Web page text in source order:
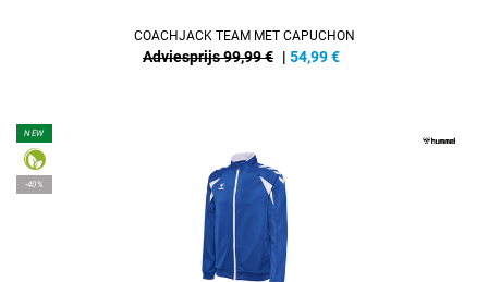
COACHJACK TEAM MET CAPUCHON
Adviesprijs 99,99 € | 54,99€
NEW
-40%